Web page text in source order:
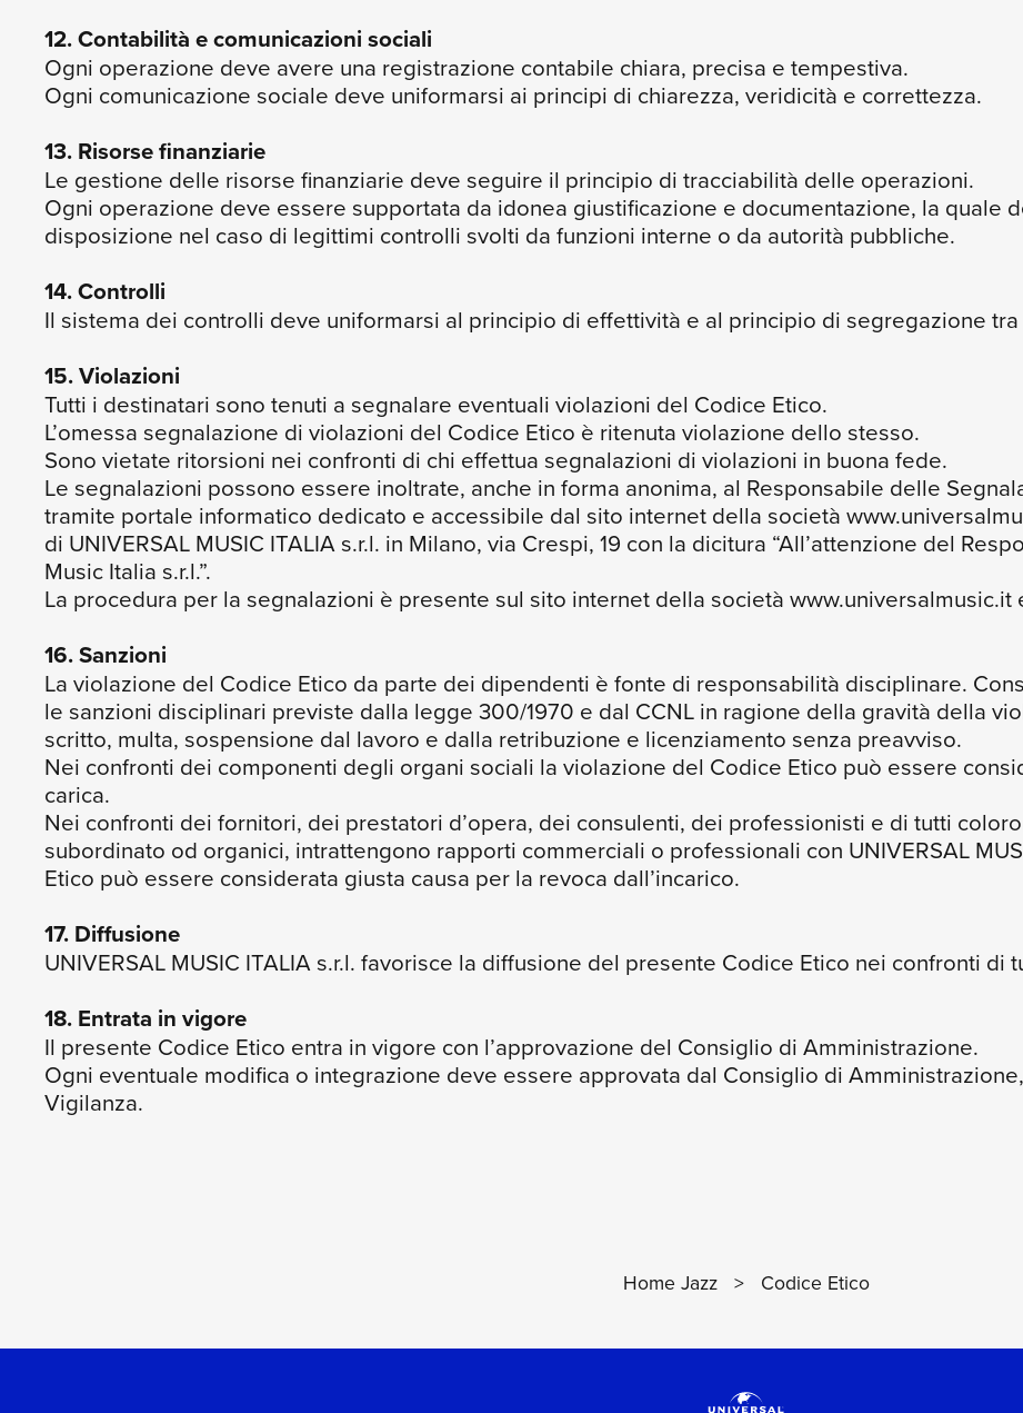
12. Contabilità e comunicazioni sociali
Ogni operazione deve avere una registrazione contabile chiara, precisa e tempestiva.
Ogni comunicazione sociale deve uniformarsi ai principi di chiarezza, veridicità e correttezza.
13. Risorse finanziarie
Le gestione delle risorse finanziarie deve seguire il principio di tracciabilità delle operazioni.
Ogni operazione deve essere supportata da idonea giustificazione e documentazione, la quale
disposizione nel caso di legittimi controlli svolti da funzioni interne o da autorità pubbliche.
14. Controlli
Il sistema dei controlli deve uniformarsi al principio di effettività e al principio di segregazione
15. Violazioni
Tutti i destinatari sono tenuti a segnalare eventuali violazioni del Codice Etico.
L’omessa segnalazione di violazioni del Codice Etico è ritenuta violazione dello stesso.
Sono vietate ritorsioni nei confronti di chi effettua segnalazioni di violazioni in buona fede.
Le segnalazioni possono essere inoltrate, anche in forma anonima, al Responsabile delle
tramite portale informatico dedicato e accessibile dal sito internet della società
di UNIVERSAL MUSIC ITALIA s.r.l. in Milano, via Crespi, 19 con la dicitura “All’attenzione del
Music Italia s.r.l.”.
La procedura per la segnalazioni è presente sul sito internet della società
16. Sanzioni
La violazione del Codice Etico da parte dei dipendenti è fonte di responsabilità disciplinare.
le sanzioni disciplinari previste dalla legge 300/1970 e dal CCNL in ragione della gravità della
scritto, multa, sospensione dal lavoro e dalla retribuzione e licenziamento senza preavviso.
Nei confronti dei componenti degli organi sociali la violazione del Codice Etico può essere
carica.
Nei confronti dei fornitori, dei prestatori d’opera, dei consulenti, dei professionisti e di tutti
subordinato od organici, intrattengono rapporti commerciali o professionali con UNIVERSAL
Etico può essere considerata giusta causa per la revoca dall’incarico.
17. Diffusione
UNIVERSAL MUSIC ITALIA s.r.l. favorisce la diffusione del presente Codice Etico nei confronti di
18. Entrata in vigore
Il presente Codice Etico entra in vigore con l’approvazione del Consiglio di Amministrazione.
Ogni eventuale modifica o integrazione deve essere approvata dal Consiglio di
Vigilanza.
Home Jazz > Codice Etico